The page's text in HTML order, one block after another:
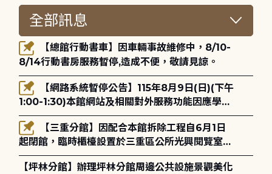
8/14行動書房服務暫停,造成不便，敬請見諒。
1:00-1:30)本館網站及相關對外服務功能因應學術
網路升級更新將暫停服務。
起閉館，臨時櫃檯設置於三重區公所光興閱覽室，
造成不便，敬請見諒。
【坪林分館】辦理坪林分館周邊公共設施景觀美化